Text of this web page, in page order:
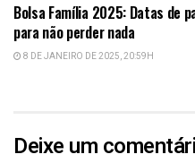
Bolsa Família 2025: Datas de
para não perder nada
8 DE JANEIRO DE 2025, 20:59H
Deixe um